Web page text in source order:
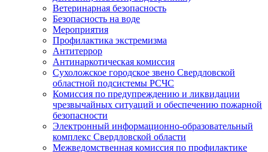
Ветеринарная безопасность
Безопасность на воде
Мероприятия
Профилактика экстремизма
Антитеррор
Антинаркотическая комиссия
Сухоложское городское звено Свердловской
областной подсистемы РСЧС
Комиссия по предупреждению и ликвидации
чрезвычайных ситуаций и обеспечению пожарной
безопасности
Электронный информационно-образовательный
комплекс Cвердловской области
Межведомственная комиссия по профилактике